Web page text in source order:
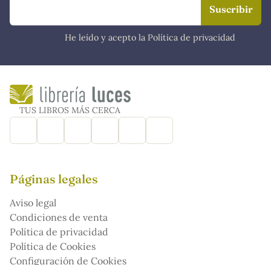
He leído y acepto la Política de privacidad
TUS LIBROS MÁS CERCA
Páginas legales
Aviso legal
Condiciones de venta
Política de privacidad
Política de Cookies
Configuración de Cookies